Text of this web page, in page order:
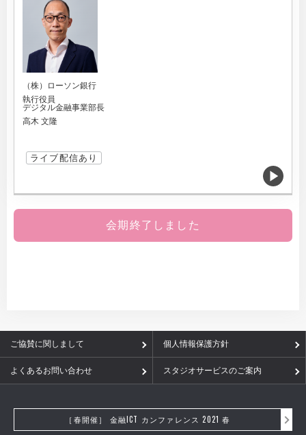
（株）ローソン銀行
執行役員
デジタル金融事業部長
高木 文隆
ライブ配信あり
会期終了しました
ご協賛に関しまして 個人情報保護方針
よくあるお問い合わせ スタジオサービスのご案内
［春開催］ 金融ICT カンファレンス 2021 春